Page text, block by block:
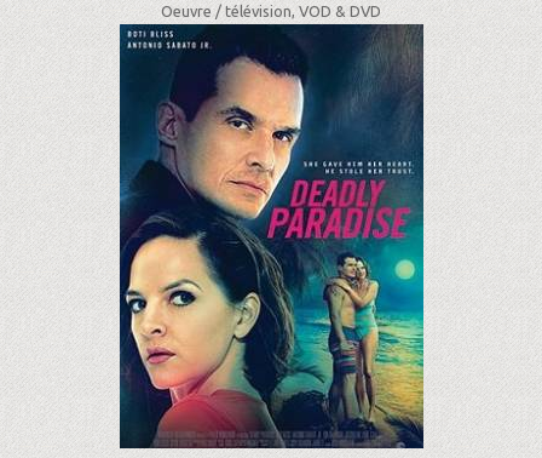
Oeuvre / télévision, VOD & DVD